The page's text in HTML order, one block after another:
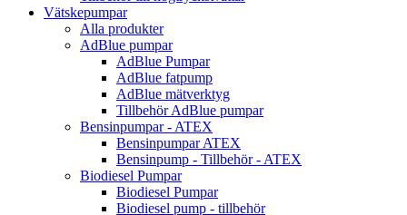
Vätskepumpar
Alla produkter
AdBlue pumpar
AdBlue Pumpar
AdBlue fatpump
AdBlue mätverktyg
Tillbehör AdBlue pumpar
Bensinpumpar - ATEX
Bensinpumpar ATEX
Bensinpump - Tillbehör - ATEX
Biodiesel Pumpar
Biodiesel Pumpar
Biodiesel pump - tillbehör